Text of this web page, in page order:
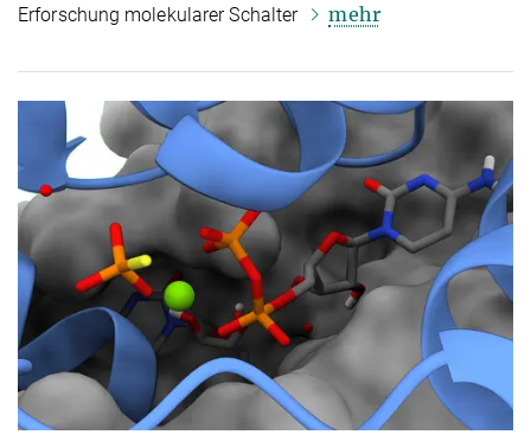
Erforschung molekularer Schalter
mehr